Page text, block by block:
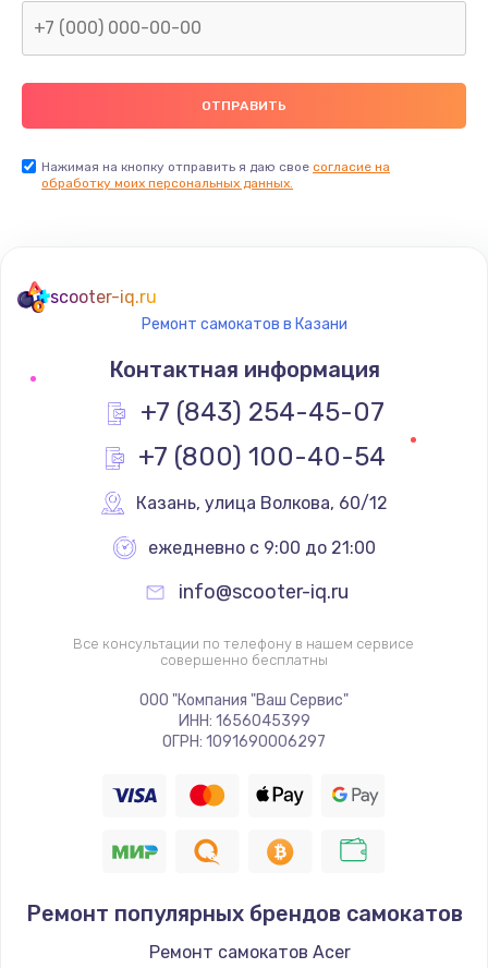
Нажимая на кнопку отправить я даю свое согласие на
обработку моих персональных данных.
scooter-iq.ru
Ремонт самокатов в Казани
Контактная информация
+7 (843) 254-45-07
+7 (800) 100-40-54
Казань, улица Волкова, 60/12
ежедневно с 9:00 до 21:00
info@scooter-iq.ru
Все консультации по телефону в нашем сервисе
совершенно бесплатны
ООО "Компания "Ваш Сервис"
ИНН: 1656045399
ОГРН: 1091690006297
Ремонт популярных брендов самокатов
Ремонт самокатов Acer